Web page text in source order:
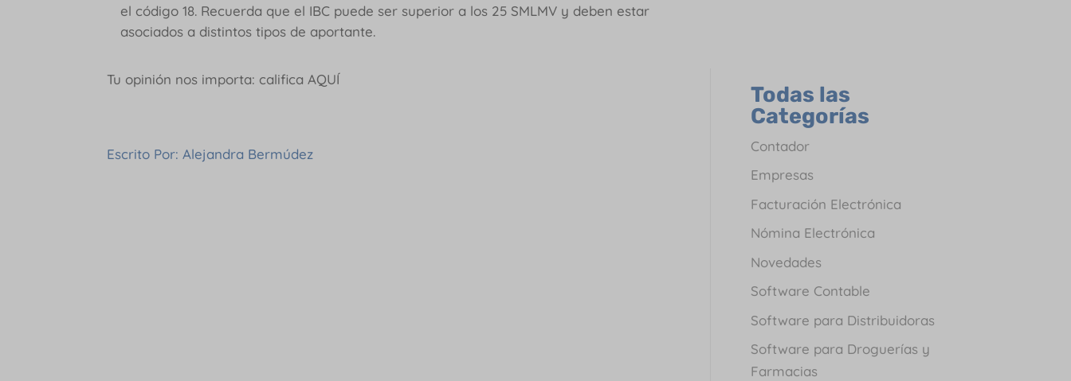
el código 18. Recuerda que el IBC puede ser superior a los 25 SMLMV y deben estar
asociados a distintos tipos de aportante.
Tu opinión nos importa: califica AQUÍ
Escrito Por: Alejandra Bermúdez
Todas las
Categorías
Contador
Empresas
Facturación Electrónica
Nómina Electrónica
Novedades
Software Contable
Software para Distribuidoras
Software para Droguerías y
Farmacias